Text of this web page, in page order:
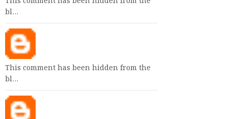
bl…
This comment has been hidden from the
bl…